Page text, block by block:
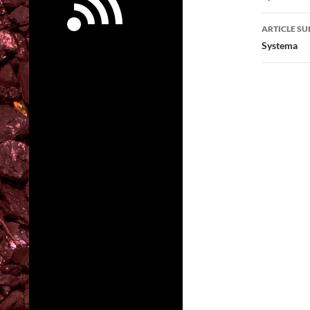
ARTICLE
Systema